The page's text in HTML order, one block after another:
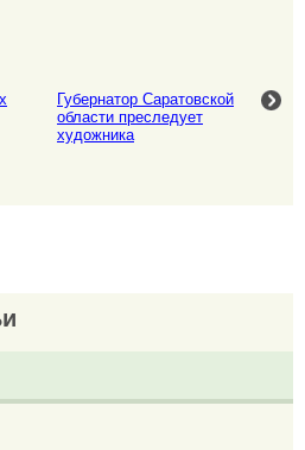
Губернатор Саратовской
области преследует
художника